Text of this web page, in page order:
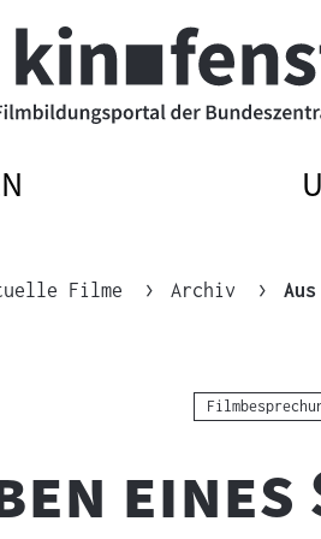
Filme Archiv
Kategorie: